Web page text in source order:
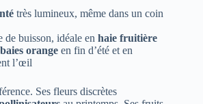
très lumineux, même dans un coin
de buisson, idéale en haie fruitière
baies orange en fin d’été et en
l’œil
Ses fleurs discrètes